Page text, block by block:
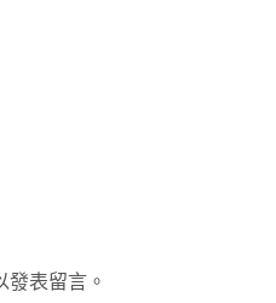
發表留言。